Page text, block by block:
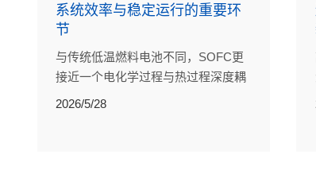
系统效率与稳定运行的重要环
节
与传统低温燃料电池不同，SOFC更
接近一个电化学过程与热过程深度耦
合的高温能量转换系统。热管理水平
2026/5/28